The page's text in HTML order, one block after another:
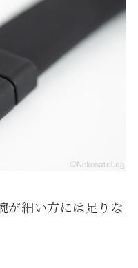
が細い方には足りな